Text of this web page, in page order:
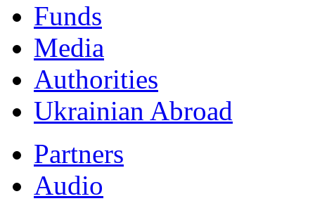
Funds
Мedia
Authorities
Ukrainian Abroad
Partners
Audio